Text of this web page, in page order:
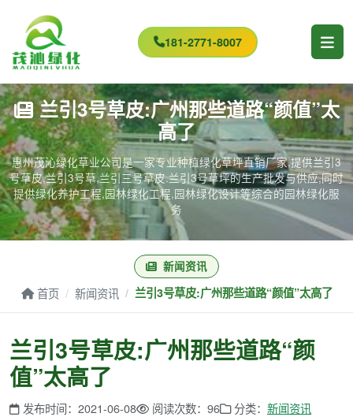
181-2771-8007
兰引3号草皮:广州那些道路“颜值”太
高了
惠州茂沁绿化草业公司是一家专业种植绿化草坪直销厂家,提供兰引3
号草皮,兰引3号草,兰引三号草皮.兰引3号草坪的生产批发与供应,同时
提供绿化养护工程,园林绿化工程,园林绿化设计等综合的园林绿化服
务
新闻资讯
首页 新闻资讯 兰引3号草皮:广州那些道路“颜值”太高了
兰引3号草皮:广州那些道路“颜
值”太高了
发布时间：2021-06-08 阅读次数：96 分类： 新闻资讯